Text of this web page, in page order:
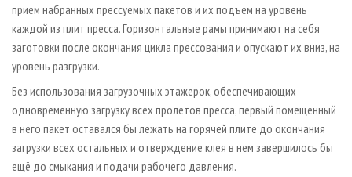
прием набранных прессуемых пакетов и их подъем на уровень
каждой из плит пресса. Горизонтальные рамы принимают на себя
заготовки после окончания цикла прессования и опускают их вниз, на
уровень разгрузки.
Без использования загрузочных этажерок, обеспечивающих
одновременную загрузку всех пролетов пресса, первый помещенный
в него пакет оставался бы лежать на горячей плите до окончания
загрузки всех остальных и отверждение клея в нем завершилось бы
ещё до смыкания и подачи рабочего давления.